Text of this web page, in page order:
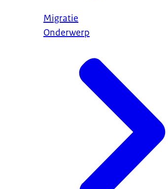
Migratie
Onderwerp